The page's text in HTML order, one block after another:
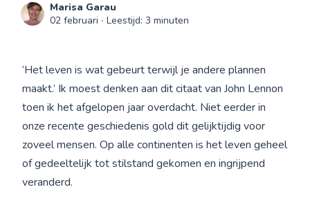
Marisa Garau
02 februari ∙ Leestijd: 3 minuten
‘Het leven is wat gebeurt terwijl je andere plannen
maakt.’ Ik moest denken aan dit citaat van John Lennon
toen ik het afgelopen jaar overdacht. Niet eerder in
onze recente geschiedenis gold dit gelijktijdig voor
zoveel mensen. Op alle continenten is het leven geheel
of gedeeltelijk tot stilstand gekomen en ingrijpend
veranderd.